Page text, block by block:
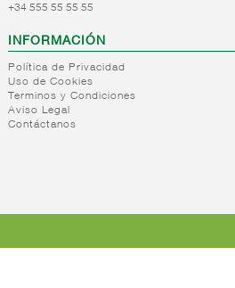
+34 555 55 55 55
INFORMACIÓN
Política de Privacidad
Uso de Cookies
Terminos y Condiciones
Aviso Legal
Contáctanos